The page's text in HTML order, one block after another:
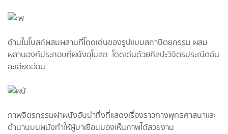
ด้านในโบสถ์ผสมผสานที่โดดเด่นของรูปแบบสถาปัตยกรรม ผสม
ผสานองค์ประกอบที่ผนังอุโบสถ โดดเด่นด้วยศิลปะวิจิตรประณีตอัน
ละเอียดอ่อน
ภาพจิตรกรรมฝาผนังอันน่าทึ่งที่แสดงเรื่องราวทางพุทธศาสนาและ
ตำนานบนผนังทำให้ผู้มาเยือนมองเห็นภาพได้สวยงาม